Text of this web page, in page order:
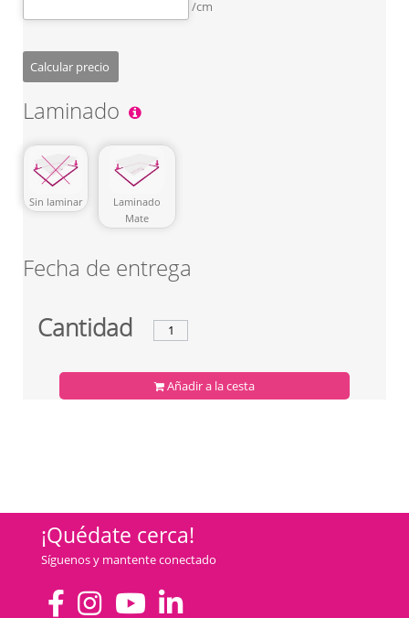
/cm
Calcular precio
Laminado
Sin laminar
Laminado
Mate
Fecha de entrega
Cantidad
Añadir a la cesta
¡Quédate cerca!
Síguenos y mantente conectado